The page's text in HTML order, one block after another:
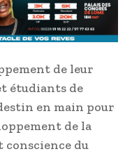
de leur
étudiants de
en main pour
de la
conscience du